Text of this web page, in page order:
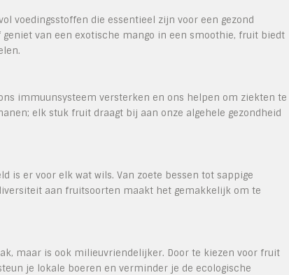
voedingsstoffen die essentieel zijn voor een gezond
van een exotische mango in een smoothie, fruit biedt
immuunsysteem versterken en ons helpen om ziekten te
elk stuk fruit draagt bij aan onze algehele gezondheid
is er voor elk wat wils. Van zoete bessen tot sappige
aan fruitsoorten maakt het gemakkelijk om te
maar is ook milieuvriendelijker. Door te kiezen voor fruit
je lokale boeren en verminder je de ecologische